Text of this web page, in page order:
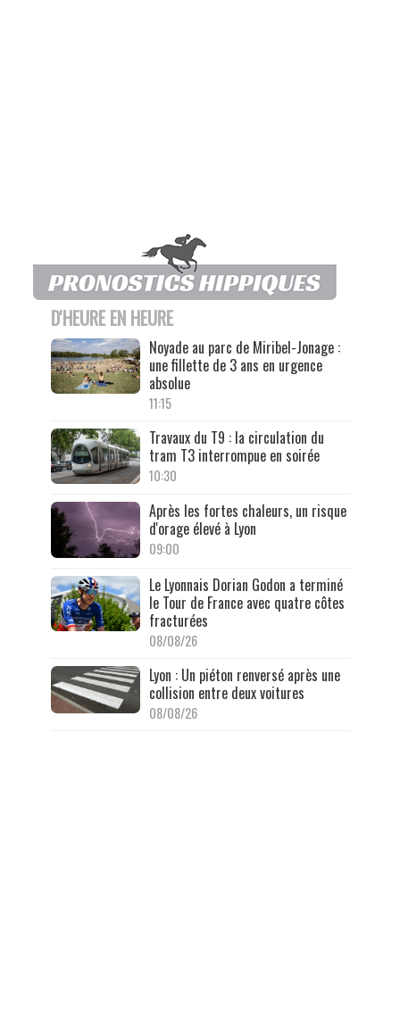
D'HEURE EN HEURE
Noyade au parc de Miribel-Jonage :
une fillette de 3 ans en urgence
absolue
11:15
Travaux du T9 : la circulation du
tram T3 interrompue en soirée
10:30
Après les fortes chaleurs, un risque
d'orage élevé à Lyon
09:00
Le Lyonnais Dorian Godon a terminé
le Tour de France avec quatre côtes
fracturées
08/08/26
Lyon : Un piéton renversé après une
collision entre deux voitures
08/08/26